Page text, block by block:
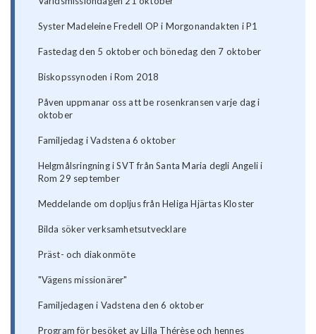
Syster Madeleine Fredell OP i Morgonandakten i P1
Fastedag den 5 oktober och bönedag den 7 oktober
Biskopssynoden i Rom 2018
Påven uppmanar oss att be rosenkransen varje dag i
oktober
Familjedag i Vadstena 6 oktober
Helgmålsringning i SVT från Santa Maria degli Angeli i
Rom 29 september
Meddelande om dopljus från Heliga Hjärtas Kloster
Bilda söker verksamhetsutvecklare
Präst- och diakonmöte
"Vägens missionärer"
Familjedagen i Vadstena den 6 oktober
Program för besöket av Lilla Thérèse och hennes